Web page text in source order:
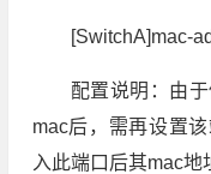
[SwitchA]mac-
配置说明：由
mac后，需再设置
入此端口后其mac地